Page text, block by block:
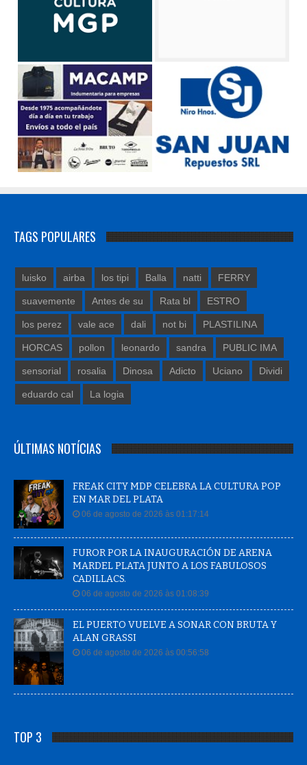
TAGS POPULARES
luisko airba los tipi Balla natti FERRY
suavemente Antes de su Rata bl ESTRO
los perez vale ace dali not bi PLASTILINA
HORCAS pollon leonardo sandra PUBLIC IMA
sensorial rosalia Dinosa Adicto Uciano Dividi
eduardo cal La logia
ÚLTIMAS NOTÍCIAS
FREAK CITY MDP CELEBRA LA CULTURA POP
EN MAR DEL PLATA
06 de agosto de 2026 às 01:17:14
FUROR POR LA INAUGURACIÓN DE ARENA
MARDEL PLATA JUNTO A LOS FABULOSOS
CADILLACS.
06 de agosto de 2026 às 01:08:39
EL PUERTO VUELVE A SONAR CON BRUTA Y
ALAN GRASSI
06 de agosto de 2026 às 00:56:58
TOP 3